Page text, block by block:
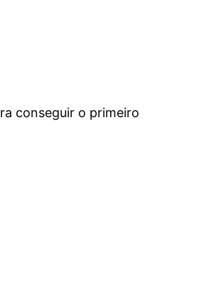
conseguir o primeiro